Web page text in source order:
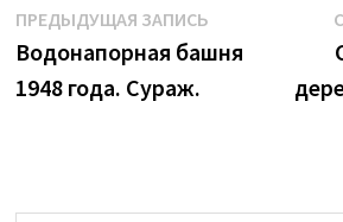
Навигация
по
записям
ПРЕДЫДУЩАЯ ЗАПИСЬПредыдущая
запись:
Водонапорная башня
1948 года. Сураж.